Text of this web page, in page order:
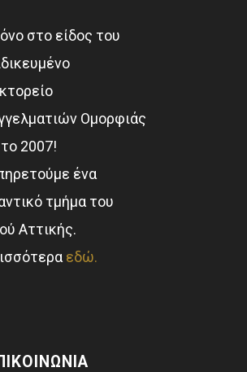
στο είδος του
Ομορφιάς
2007!
ένα
τμήμα του
Αττικής.
εδώ.